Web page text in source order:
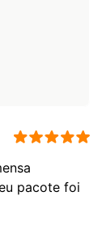
pacote foi